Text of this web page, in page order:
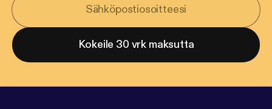
Kokeile 30 vrk maksutta